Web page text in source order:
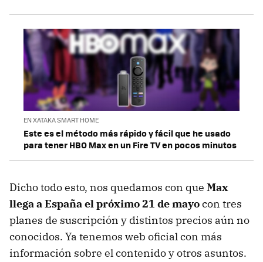
EN XATAKA SMART HOME
Este es el método más rápido y fácil que he usado
para tener HBO Max en un Fire TV en pocos minutos
Dicho todo esto, nos quedamos con que Max
llega a España el próximo 21 de mayocon tres
planes de suscripción y distintos precios aún no
conocidos. Ya tenemos web oficial con más
información sobre el contenido y otros asuntos.